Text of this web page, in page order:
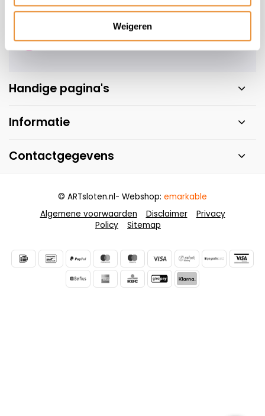
Weigeren
info@artsloten.nl
Handige pagina's
Informatie
Contactgegevens
Algemene voorwaarden Disclaimer
Privacy
Policy
Sitemap
© ARTsloten.nl- Webshop: emarkable